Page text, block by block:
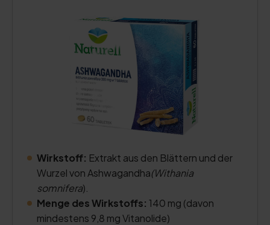
Wirkstoff: Extrakt aus den Blättern und der
Wurzel von Ashwagandha(Withania
somnifera).
Menge des Wirkstoffs: 140 mg (davon
mindestens 9,8 mg Vitanolide)